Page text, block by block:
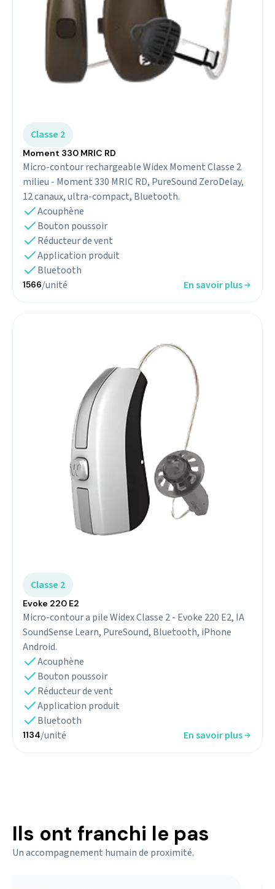
Classe 2
Moment 330 MRIC RD
Micro-contour rechargeable Widex Moment Classe 2
milieu - Moment 330 MRIC RD, PureSound ZeroDelay,
12 canaux, ultra-compact, Bluetooth.
Acouphène
Bouton poussoir
Réducteur de vent
Application produit
Bluetooth
1566/unité En savoir plus
Classe 2
Evoke 220 E2
Micro-contour a pile Widex Classe 2 - Evoke 220 E2, IA
SoundSense Learn, PureSound, Bluetooth, iPhone
Android.
Acouphène
Bouton poussoir
Réducteur de vent
Application produit
Bluetooth
1134/unité En savoir plus
Ils ont franchi le pas
Un accompagnement humain de proximité.